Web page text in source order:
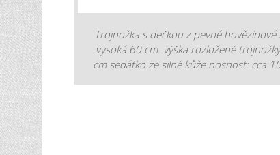
Trojnožka s dečkou z pevné hovězinové
vysoká 60 cm. výška rozložené
cm sedátko ze silné kůže nosnost: cca